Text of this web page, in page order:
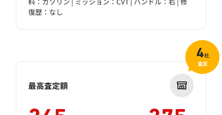
復歴：なし
最高査定額
4社
査定